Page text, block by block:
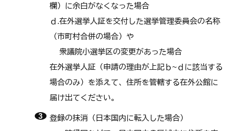
欄）に余白がなくなった場合
ｄ.在外選挙人証を交付した選挙管理委員会の名称
（市町村合併の場合）や
衆議院小選挙区の変更があった場合
在外選挙人証（申請の理由が上記ｂ~ｄに該当する
場合のみ）を添えて、住所を管轄する在外公館に
届け出てください。
登録の抹消（日本国内に転入した場合）